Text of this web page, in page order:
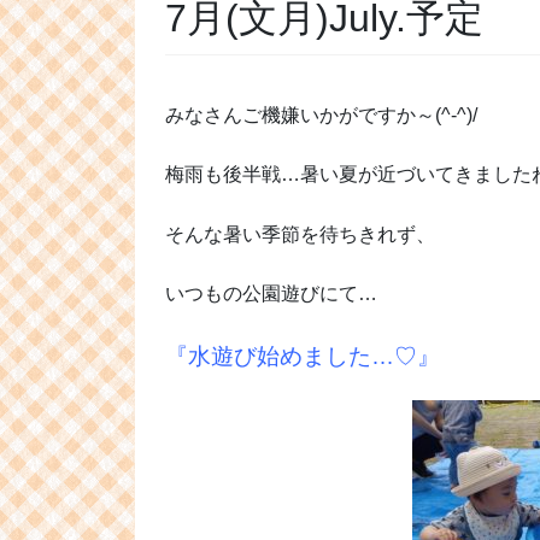
7月(文月)July.予定
みなさんご機嫌いかがですか～(^-^)/
梅雨も後半戦…暑い夏が近づいてきました
そんな暑い季節を待ちきれず、
いつもの公園遊びにて…
『水遊び始めました…♡』